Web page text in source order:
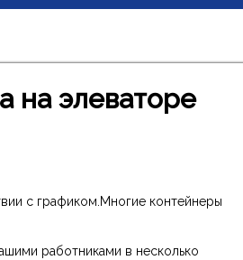
на элеваторе
с графиком.Многие контейнеры
работниками в несколько